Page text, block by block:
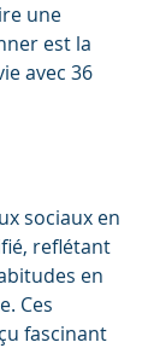
une
est la
avec 36
sociaux en
reflétant
en
Ces
fascinant